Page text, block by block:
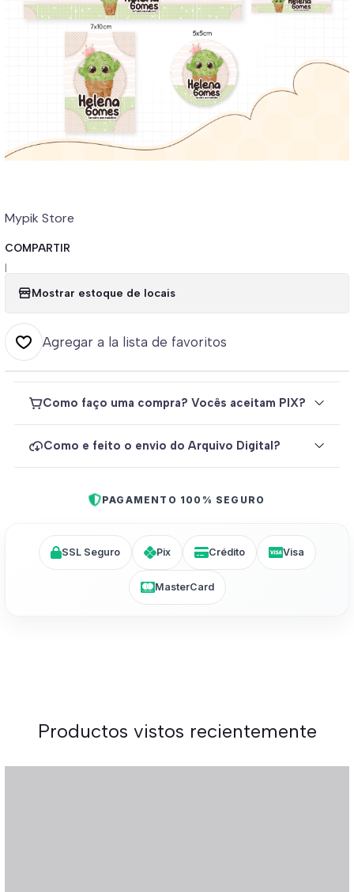
Mypik Store
COMPARTIR
|
Mostrar estoque de locais
Agregar a la lista de favoritos
Como faço uma compra? Vocês aceitam PIX?
Como e feito o envio do Arquivo Digital?
PAGAMENTO 100% SEGURO
SSL Seguro Pix Crédito Visa
MasterCard
Productos vistos recientemente